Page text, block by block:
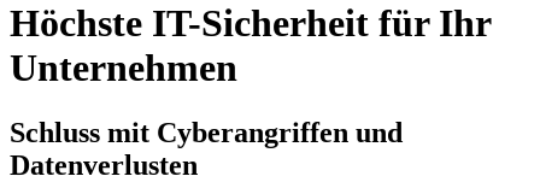
Höchste IT-Sicherheit für Ihr
Unternehmen
Schluss mit Cyberangriffen und
Datenverlusten